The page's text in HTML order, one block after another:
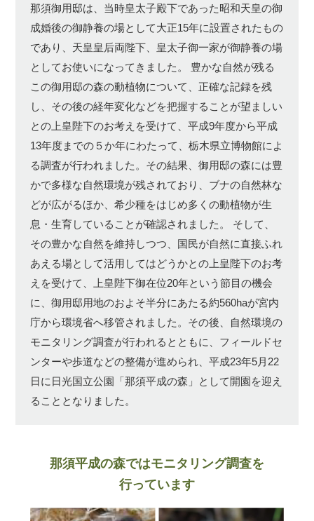
那須御用邸は、当時皇太子殿下であった昭和天皇の御
成婚後の御静養の場として大正15年に設置されたもの
であり、天皇皇后両陛下、皇太子御一家が御静養の場
としてお使いになってきました。 豊かな自然が残る
この御用邸の森の動植物について、正確な記録を残
し、その後の経年変化などを把握することが望ましい
との上皇陛下のお考えを受けて、平成9年度から平成
13年度までの５か年にわたって、栃木県立博物館によ
る調査が行われました。その結果、御用邸の森には豊
かで多様な自然環境が残されており、ブナの自然林な
どが広がるほか、希少種をはじめ多くの動植物が生
息・生育していることが確認されました。
そして、
その豊かな自然を維持しつつ、国民が自然に直接ふれ
あえる場として活用してはどうかとの上皇陛下のお考
えを受けて、上皇陛下御在位20年という節目の機会
に、御用邸用地のおよそ半分にあたる約560haが宮内
庁から環境省へ移管されました。その後、自然環境の
モニタリング調査が行われるとともに、フィールドセ
ンターや歩道などの整備が進められ、平成23年5月22
日に日光国立公園「那須平成の森」として開園を迎え
ることとなりました。
那須平成の森ではモニタリング調査を
行っています